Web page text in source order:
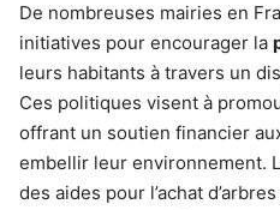
De nombreuses mairies en
initiatives pour encourager la
leurs habitants à travers un
Ces politiques visent à
offrant un soutien financier
embellir leur environnement.
des aides pour l’achat